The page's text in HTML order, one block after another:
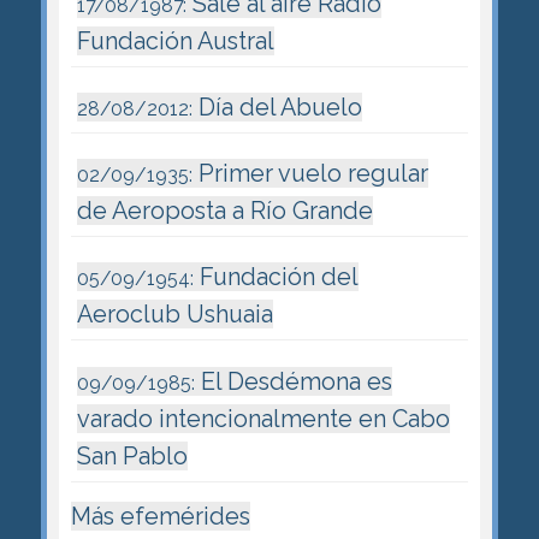
17/08/1987:
Fundación Austral
28/08/2012: Día del Abuelo
02/09/1935: Primer vuelo regular
de Aeroposta a Río Grande
05/09/1954: Fundación del
Aeroclub Ushuaia
09/09/1985: El Desdémona es
varado intencionalmente en Cabo
San Pablo
Más efemérides